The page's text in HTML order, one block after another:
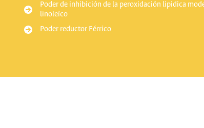
Poder de inhibición de la peroxidación lipidica
linoleíco
Poder reductor Férrico